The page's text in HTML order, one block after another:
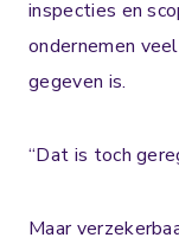
inspecties en
ondernemen
gegeven is.
“Dat is toch
Maar